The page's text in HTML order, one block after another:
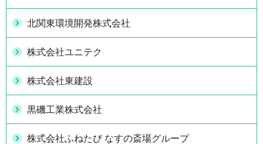
北関東環境開発株式会社
株式会社ユニテク
株式会社東建設
黒磯工業株式会社
株式会社ふねたび なすの斎場グループ